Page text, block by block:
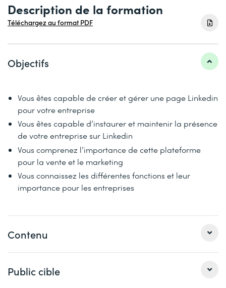
Description de la formation
Téléchargez au format PDF
Objectifs
Vous êtes capable de créer et gérer une page Linkedin
pour votre entreprise
Vous êtes capable d’instaurer et maintenir la présence
de votre entreprise sur Linkedin
Vous comprenez l’importance de cette plateforme
pour la vente et le marketing
Vous connaissez les différentes fonctions et leur
importance pour les entreprises
Contenu
Introduction aux réseaux professionnels
Public cible